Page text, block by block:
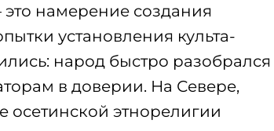
намерение создания
установления культа-
народ быстро разобрался
в доверии. На Севере,
осетинской этнорелигии